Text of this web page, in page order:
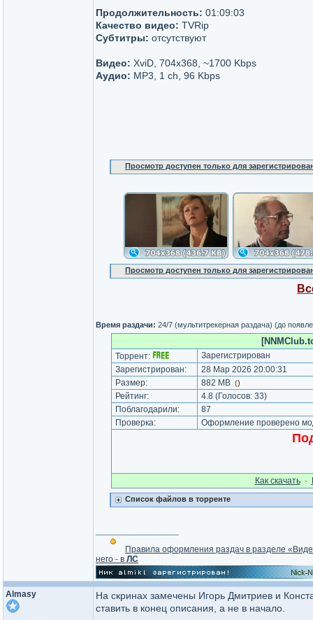
Продолжительность: 01:09:03
Качество видео: TVRip
Субтитры: отсутствуют
Видео: XviD, 704x368, ~1700 Kbps
Аудио: MP3, 1 ch, 96 Kbps
Просмотр доступен только для
Просмотр доступен только для
Время раздачи: 24/7 (мультитрекерная раздача) (до
Торрент:
Зарегистрирован
Зарегистрирован:
28 Мар 2026 20:00:31
Размер:
882 MB ()
Рейтинг: 4.8 (Голосов: 33)
Поблагодарили:
87
Проверка:
Оформление проверено
Как cкачать·
Список файлов в торренте
Правила оформления раздач в разделе
него - в ЛС
Almasy
На скринах замечены Игорь Дмитриев и
ставить в конец описания, а не в начало.